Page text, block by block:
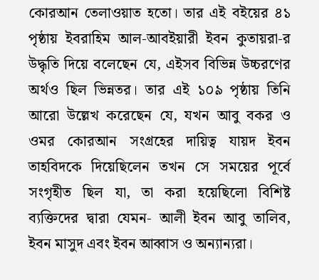
কোরআন তেলাওয়াত হতো। তার এই বইয়ের ৪১
পৃষ্ঠায় ইবরাহিম আল-আবইয়ারী ইবন কুতায়রা-র
উদ্ধৃতি দিয়ে বলেছেন যে, এইসব বিভিন্ন উচ্চরণের
অর্থও ছিল ভিন্নতর। তার এই ১০৯ পৃষ্ঠায় তিনি
আরো উল্লেখ করেছেন যে, যখন আবু বকর ও
ওমর কোরআন সংগ্রহের দায়িত্ব যায়দ ইবন
তাহবিদকে দিয়েছিলেন তখন সে সময়ের পূর্বে
সংগৃহীত ছিল যা, তা করা হয়েছিলো বিশিষ্ট
ব্যক্তিদের দ্বারা যেমন- আলী ইবন আবু তালিব,
ইবন মাসুদ এবং ইবন আব্বাস ও অন্যান্যরা।